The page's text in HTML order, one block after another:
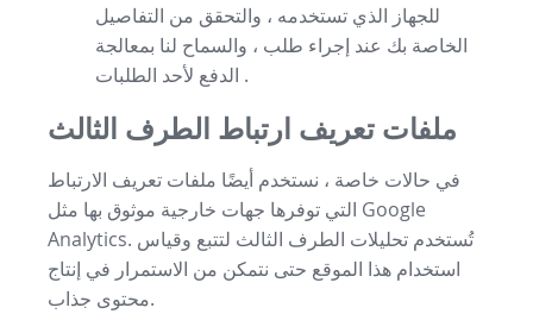
للجهاز الذي تستخدمه ، والتحقق من التفاصيل
الخاصة بك عند إجراء طلب ، والسماح لنا بمعالجة
الدفع لأحد الطلبات .
ملفات تعريف ارتباط الطرف الثالث
في حالات خاصة ، نستخدم أيضًا ملفات تعريف الارتباط
التي توفرها جهات خارجية موثوق بها مثل Google
Analytics. تُستخدم تحليلات الطرف الثالث لتتبع وقياس
استخدام هذا الموقع حتى نتمكن من الاستمرار في إنتاج
محتوى جذاب.